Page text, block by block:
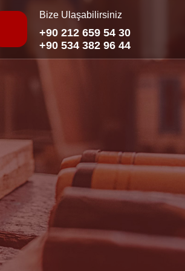
Bize Ulaşabilirsiniz
+90 212 659 54 30
+90 534 382 96 44